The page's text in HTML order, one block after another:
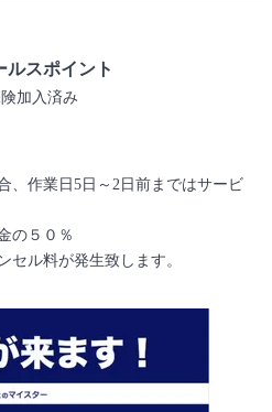
ルスポイント
加入済み
、作業日5日～2日前まではサービ
の５０％
セル料が発生致します。